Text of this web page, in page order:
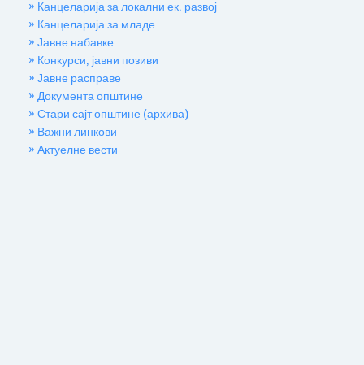
» Канцеларија за локални ек. развој
» Канцеларија за младе
» Јавне набавке
» Конкурси, јавни позиви
» Јавне расправе
» Документа општине
» Стари сајт општине (архива)
» Важни линкови
» Актуелне вести